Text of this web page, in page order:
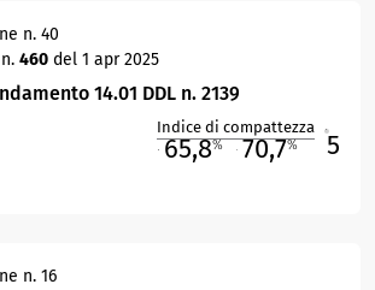
n. 40
460 del 1 apr 2025
14.01 DDL n. 2139
Indice di compattezza
65,8% 70,7% 5
n. 16